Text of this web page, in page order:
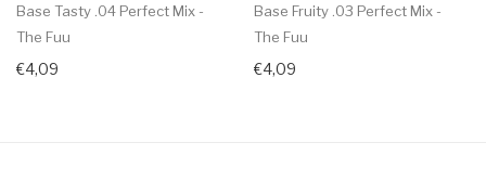
Base Tasty .04 Perfect Mix -
The Fuu
€4,09
Base Fruity .03 Perfect Mix -
The Fuu
€4,09